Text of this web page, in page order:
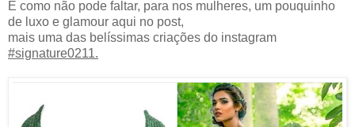
E como não pode faltar, para nos mulheres, um pouquinho
de luxo e glamour aqui no post,
mais uma das belíssimas criações do instagram
#signature0211.